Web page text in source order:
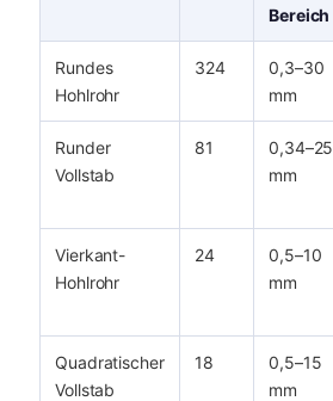
Bereich
Rundes
Hohlrohr
324
0,3–30
mm
Runder
Vollstab
81
0,34–25
mm
Vierkant-
Hohlrohr
24
0,5–10
mm
Quadratischer
Vollstab
18
0,5–15
mm